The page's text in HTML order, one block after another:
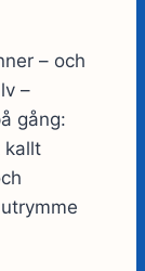
– och
–
gång:
kallt